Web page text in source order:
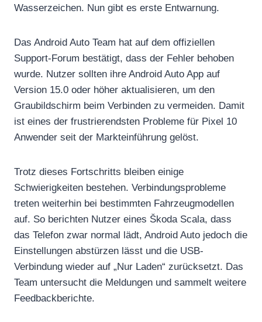
Wasserzeichen. Nun gibt es erste Entwarnung.
Das Android Auto Team hat auf dem offiziellen
Support-Forum bestätigt, dass der Fehler behoben
wurde. Nutzer sollten ihre Android Auto App auf
Version 15.0 oder höher aktualisieren, um den
Graubildschirm beim Verbinden zu vermeiden. Damit
ist eines der frustrierendsten Probleme für Pixel 10
Anwender seit der Markteinführung gelöst.
Trotz dieses Fortschritts bleiben einige
Schwierigkeiten bestehen. Verbindungsprobleme
treten weiterhin bei bestimmten Fahrzeugmodellen
auf. So berichten Nutzer eines Škoda Scala, dass
das Telefon zwar normal lädt, Android Auto jedoch die
Einstellungen abstürzen lässt und die USB-
Verbindung wieder auf „Nur Laden“ zurücksetzt. Das
Team untersucht die Meldungen und sammelt weitere
Feedbackberichte.